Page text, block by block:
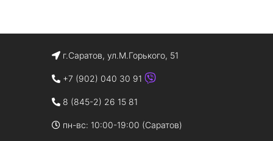
г.Саратов, ул.М.Горького, 51
+7 (902) 040 30 91
8 (845-2) 26 15 81
пн-вс: 10:00-19:00 (Саратов)